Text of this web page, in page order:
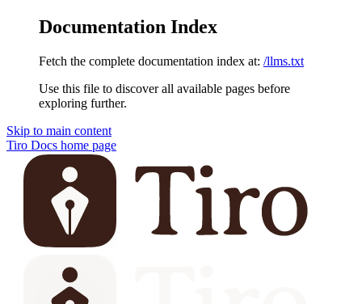
Documentation Index
Fetch the complete documentation index at: /llms.txt
Use this file to discover all available pages before
exploring further.
Skip to main content
Tiro Docs home page